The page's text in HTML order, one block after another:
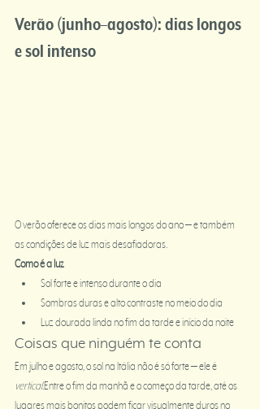
Verão (junho–agosto): dias longos
e sol intenso
O verão oferece os dias mais longos do ano — e também
as condições de luz mais desafiadoras.
Como é a luz
Sol forte e intenso durante o dia
Sombras duras e alto contraste no meio do dia
Luz dourada linda no fim da tarde e início da noite
Coisas que ninguém te conta
Em julho e agosto, o sol na Itália não é só forte — ele é
vertical.Entre o fim da manhã e o começo da tarde, até os
lugares mais bonitos podem ficar visualmente duros no